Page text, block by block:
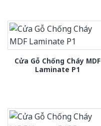
Cửa Gỗ Chống Cháy MDF
Laminate P1